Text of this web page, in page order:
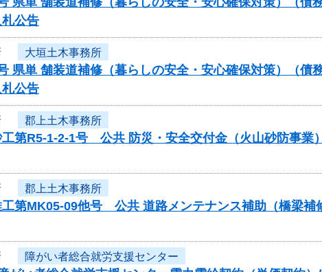
公告
大垣土木事務所
県単 舗装道補修（暮らしの安全・安心確保対策）（
公告
郡上土木事務所
工第R5-1-2-1号 公共 防災・安全交付金（火山砂防事業
郡上土木事務所
工第MK05-09他号 公共 道路メンテナンス補助（橋梁
障がい者総合就労支援センター